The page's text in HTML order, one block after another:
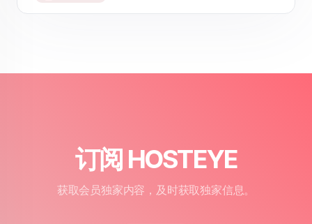
订阅 HOSTEYE
获取会员独家内容，及时获取独家信息。